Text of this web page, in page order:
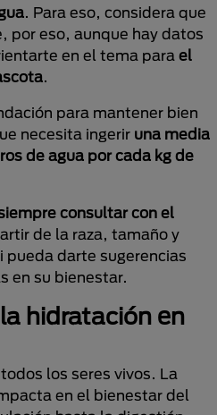
. Para eso, considera que
por eso, aunque hay datos
en el tema para el
.
para mantener bien
necesita ingerir una media
de agua por cada kg de
consultar con el
de la raza, tamaño y
darte sugerencias
en su bienestar.
hidratación en
los seres vivos. La
en el bienestar del